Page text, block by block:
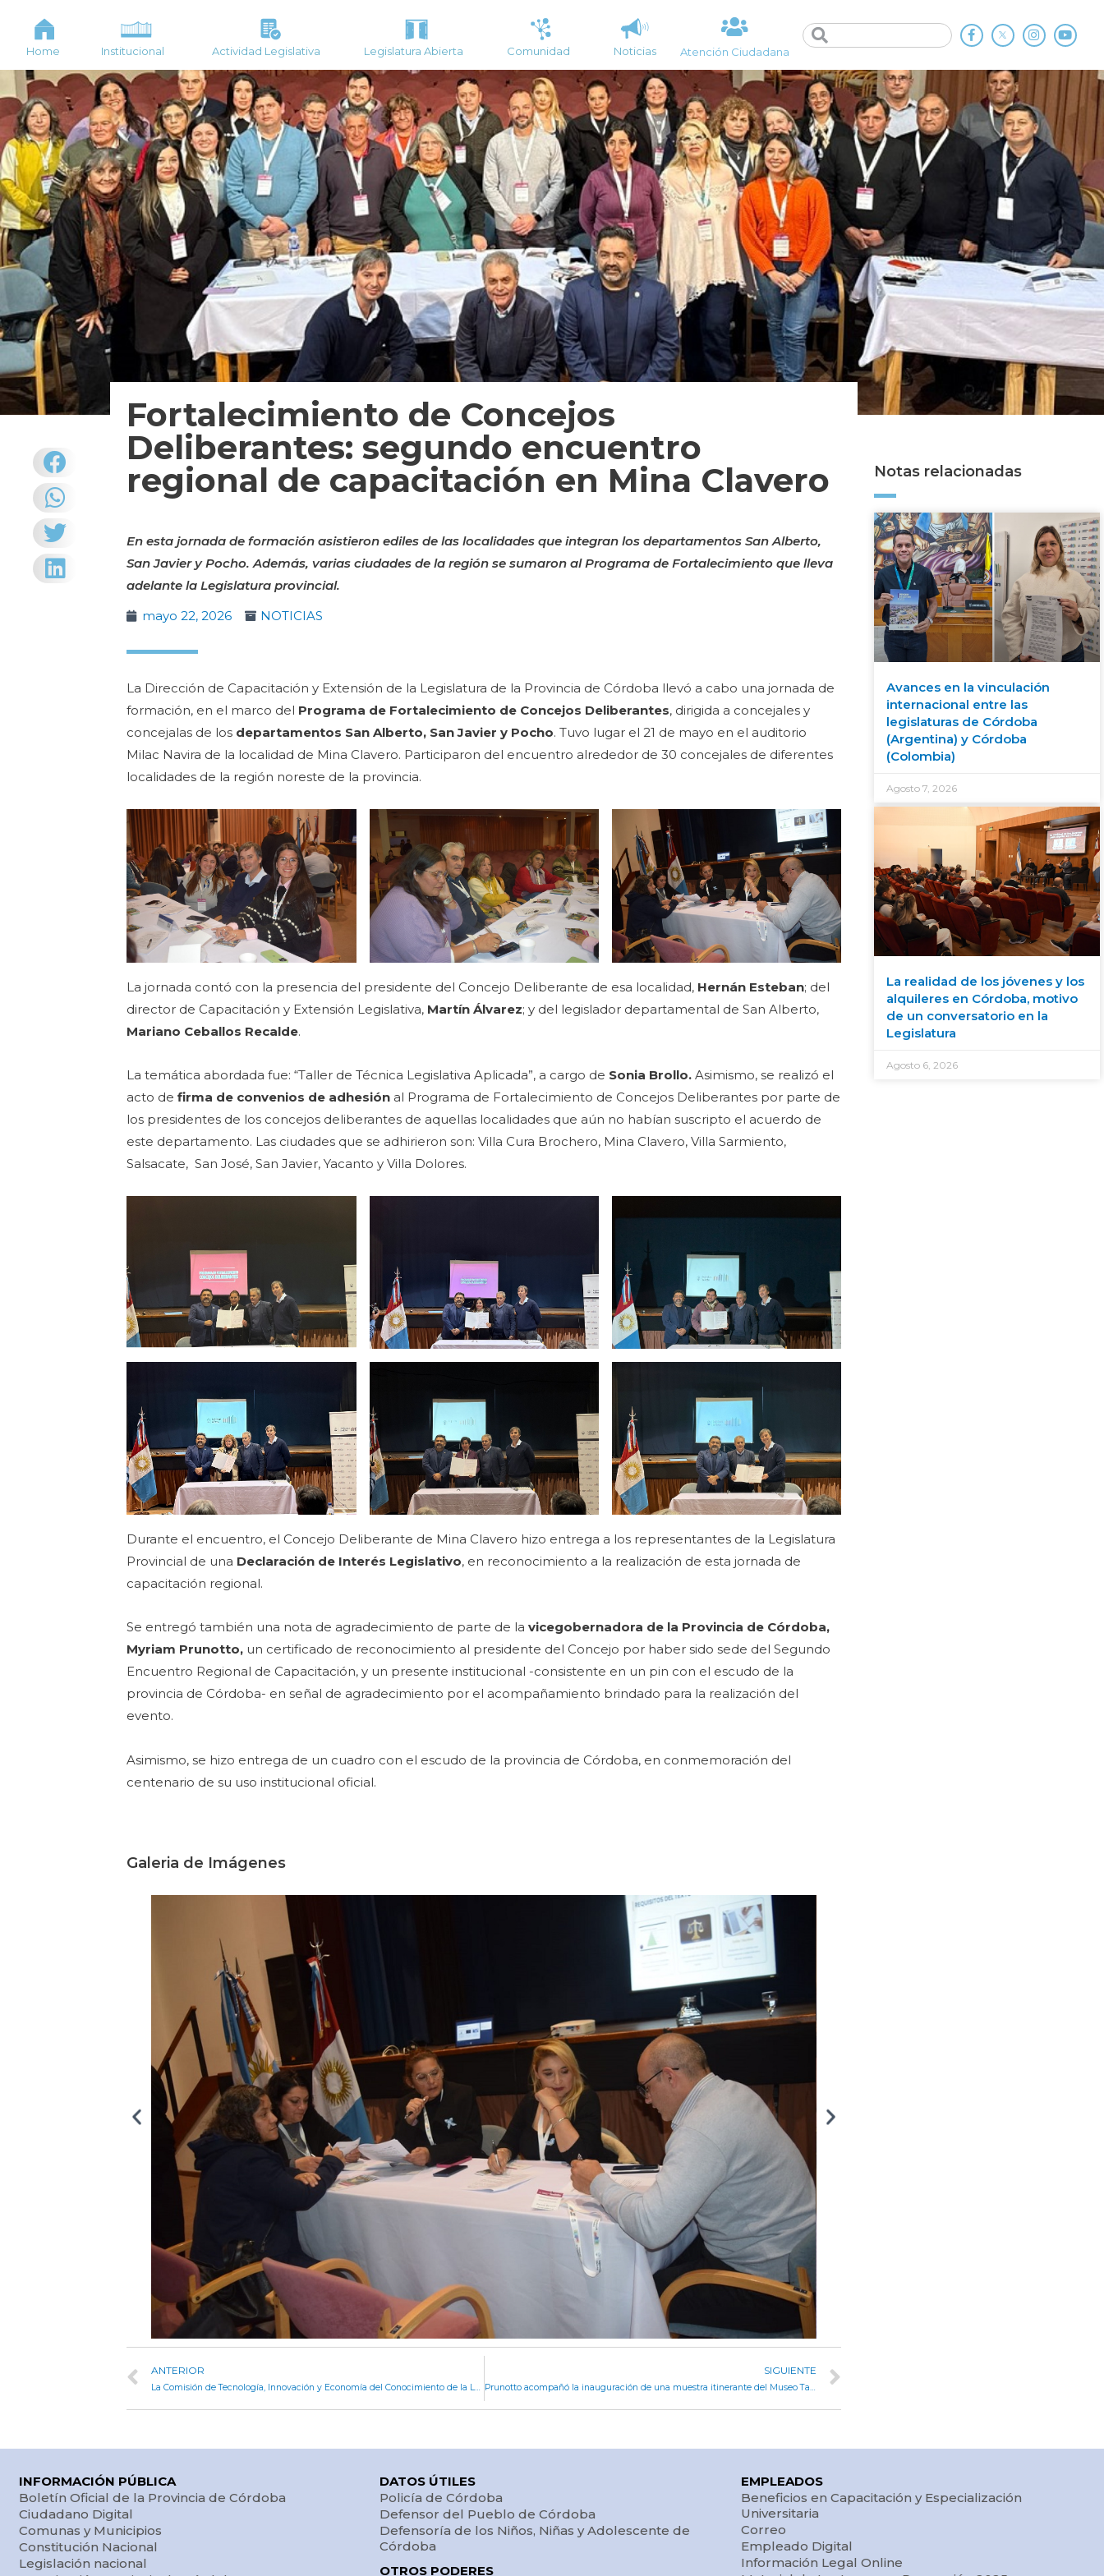
Home Institucional Actividad Legislativa Legislatura Abierta Comunidad Noticias Atención Ciudadana
Fortalecimiento de Concejos
Deliberantes: segundo encuentro
regional de capacitación en Mina Clavero
En esta jornada de formación asistieron ediles de las localidades que integran los departamentos San Alberto,
San Javier y Pocho. Además, varias ciudades de la región se sumaron al Programa de Fortalecimiento que lleva
adelante la Legislatura provincial.
mayo 22, 2026
NOTICIAS
La Dirección de Capacitación y Extensión de la Legislatura de la Provincia de Córdoba llevó a cabo una jornada de
formación, en el marco del Programa de Fortalecimiento de Concejos Deliberantes, dirigida a concejales y
concejalas de los departamentos San Alberto, San Javier y Pocho. Tuvo lugar el 21 de mayo en el auditorio
Milac Navira de la localidad de Mina Clavero. Participaron del encuentro alrededor de 30 concejales de diferentes
localidades de la región noreste de la provincia.
La jornada contó con la presencia del presidente del Concejo Deliberante de esa localidad, Hernán Esteban; del
director de Capacitación y Extensión Legislativa, Martín Álvarez; y del legislador departamental de San Alberto,
Mariano Ceballos Recalde.
La temática abordada fue: “Taller de Técnica Legislativa Aplicada”, a cargo de Sonia Brollo. Asimismo, se realizó el
acto defirma de convenios de adhesión al Programa de Fortalecimiento de Concejos Deliberantes por parte de
los presidentes de los concejos deliberantes de aquellas localidades que aún no habían suscripto el acuerdo de
este departamento. Las ciudades que se adhirieron son: Villa Cura Brochero, Mina Clavero, Villa Sarmiento,
Salsacate, San José, San Javier, Yacanto y Villa Dolores.
Durante el encuentro, el Concejo Deliberante de Mina Clavero hizo entrega a los representantes de la Legislatura
Provincial de una Declaración de Interés Legislativo, en reconocimiento a la realización de esta jornada de
capacitación regional.
Se entregó también una nota de agradecimiento de parte de lavicegobernadora de la Provincia de Córdoba,
Myriam Prunotto, un certificado de reconocimiento al presidente del Concejo por haber sido sede del Segundo
Encuentro Regional de Capacitación, y un presente institucional -consistente en un pin con el escudo de la
provincia de Córdoba- en señal de agradecimiento por el acompañamiento brindado para la realización del
evento.
Asimismo, se hizo entrega de un cuadro con el escudo de la provincia de Córdoba, en conmemoración del
centenario de su uso institucional oficial.
Galeria de Imágenes
ANTERIOR
La Comisión de Tecnología, Innovación y Economía del Conocimiento de la Legislatura visitó la Agencia Innovar y Emprender
SIGUIENTE
Prunotto acompañó la inauguración de una muestra itinerante del Museo Tamburini en la Legislatura
Notas relacionadas
Avances en la vinculación
internacional entre las
legislaturas de Córdoba
(Argentina) y Córdoba
(Colombia)
Agosto 7, 2026
La realidad de los jóvenes y los
alquileres en Córdoba, motivo
de un conversatorio en la
Legislatura
Agosto 6, 2026
INFORMACIÓN PÚBLICA
Boletín Oficial de la Provincia de Córdoba
Ciudadano Digital
Comunas y Municipios
Constitución Nacional
Legislación nacional
DATOS ÚTILES
Policía de Córdoba
Defensor del Pueblo de Córdoba
Defensoría de los Niños, Niñas y Adolescente de
Córdoba
OTROS PODERES
EMPLEADOS
Beneficios en Capacitación y Especialización
Universitaria
Correo
Empleado Digital
Información Legal Online